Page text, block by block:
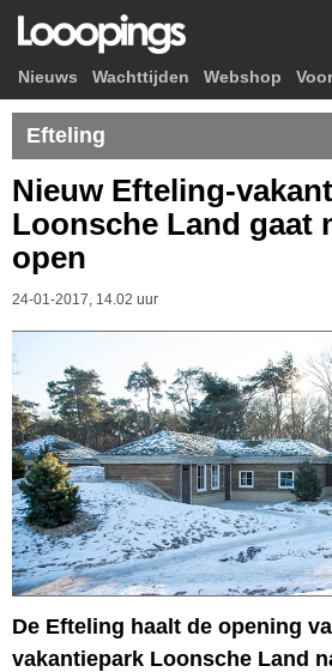
Nieuws Wachttijden Webshop
Efteling
Nieuw Efteling-
Loonsche Land gaat
open
24-01-2017, 14.02 uur
De Efteling haalt de opening
vakantiepark Loonsche Land